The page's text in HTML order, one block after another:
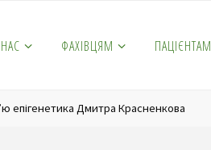
ФАХІВЦЯМ ПАЦІЄНТАМ
епігенетика Дмитра Красненкова